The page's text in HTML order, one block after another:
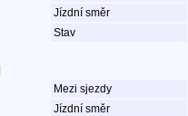
Jízdní směr
Stav
Mezi sjezdy
Jízdní směr